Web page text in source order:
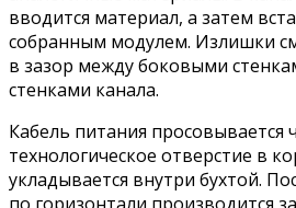
вводится материал, а затем
собранным модулем. Излишки
в зазор между боковыми
стенками канала.
Кабель питания просовывается
технологическое отверстие в
укладывается внутри бухтой.